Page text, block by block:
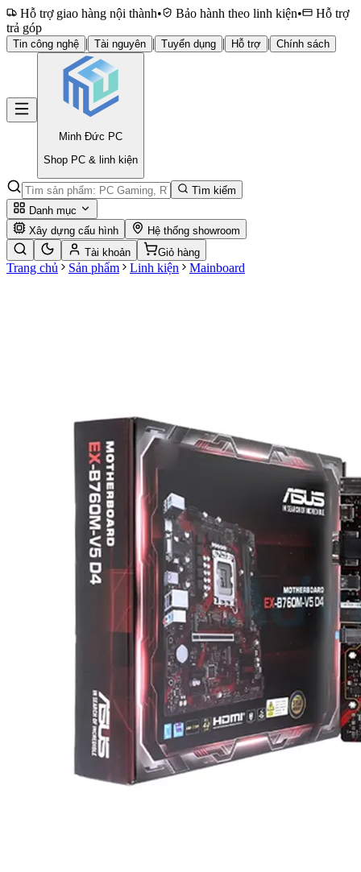
Hỗ trợ giao hàng nội thành• Bảo hành theo linh kiện•
Hỗ trợ
trả góp
Tin công nghệ | Tài nguyên | Tuyển dụng | Hỗ trợ | Chính sách
Minh Đức PC
Shop PC & linh kiện
Tìm kiếm
Danh mục
Xây dựng cấu hình
Hệ thống showroom
Tài khoản
Giỏ hàng
Trang chủ Sản phẩm Linh kiện Mainboard